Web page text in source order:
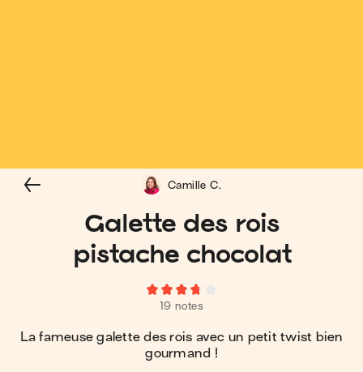
Galette des rois
pistache chocolat
19 notes
La fameuse galette des rois avec un petit twist bien
gourmand !
Camille C.